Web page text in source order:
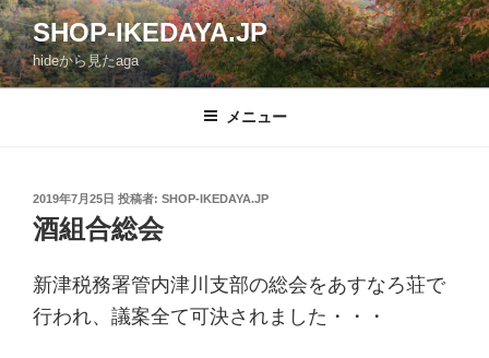
コ
ン
テ
ン
SHOP-IKEDAYA.JP
hideから見たaga
メニュー
投
稿
日:
2019年7月25日 投稿者: SHOP-IKEDAYA.JP
酒組合総会
新津税務署管内津川支部の総会をあすなろ荘で
行われ、議案全て可決されました・・・